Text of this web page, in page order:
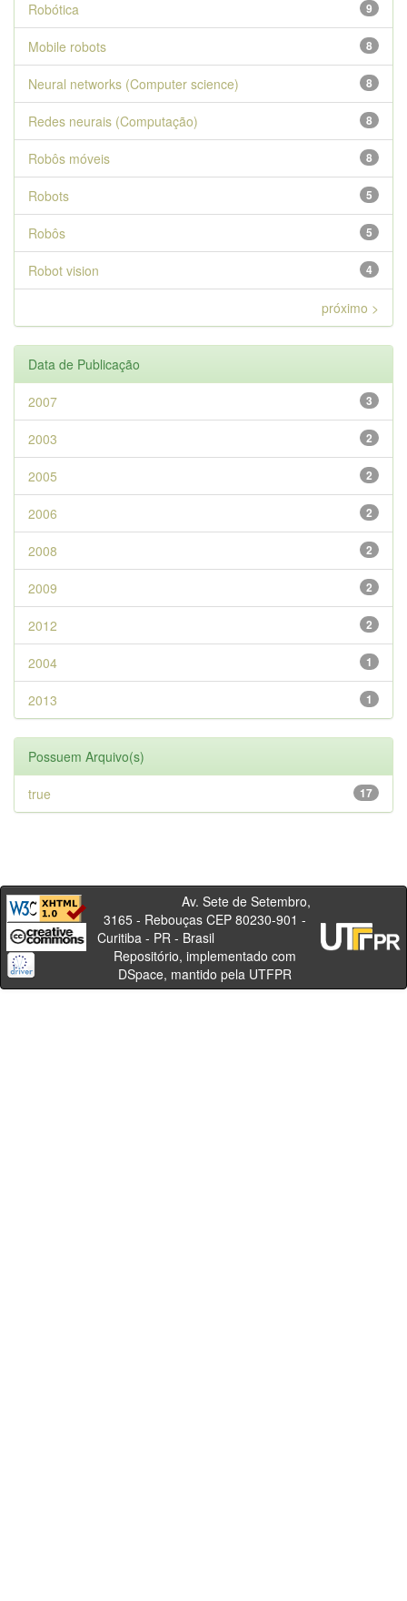
9
Robótica
8
Mobile robots
8
Neural networks (Computer science)
8
Redes neurais (Computação)
8
Robôs móveis
5
Robots
5
Robôs
4
Robot vision
próximo >
Data de Publicação
3
2007
2
2003
2
2005
2
2006
2
2008
2
2009
2
2012
1
2004
1
2013
Possuem Arquivo(s)
17
true
Av. Sete de Setembro,
3165 - Rebouças CEP 80230-901 -
Curitiba - PR - Brasil
Repositório, implementado com
DSpace, mantido pela UTFPR